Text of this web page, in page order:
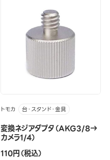
トモカ 台・スタンド・金具
変換ネジアダプタ（AKG3/8→
カメラ1/4）
110円（税込）